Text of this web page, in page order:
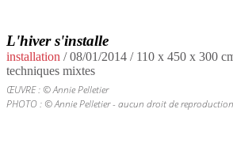
L'hiver s'installe
installation /08/01/2014 / 110 x 450 x 300
techniques mixtes
ŒUVRE : © Annie Pelletier
PHOTO : © Annie Pelletier - aucun droit de reproduction